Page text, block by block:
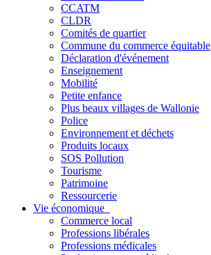
CCATM
CLDR
Comités de quartier
Commune du commerce équitable
Déclaration d'événement
Enseignement
Mobilité
Petite enfance
Plus beaux villages de Wallonie
Police
Environnement et déchets
Produits locaux
SOS Pollution
Tourisme
Patrimoine
Ressourcerie
Vie économique
Commerce local
Professions libérales
Professions médicales